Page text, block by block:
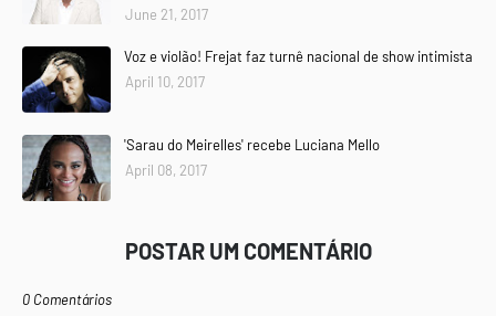
June 21, 2017
Voz e violão! Frejat faz turnê nacional de show intimista
April 10, 2017
'Sarau do Meirelles' recebe Luciana Mello
April 08, 2017
POSTAR UM COMENTÁRIO
0 Comentários